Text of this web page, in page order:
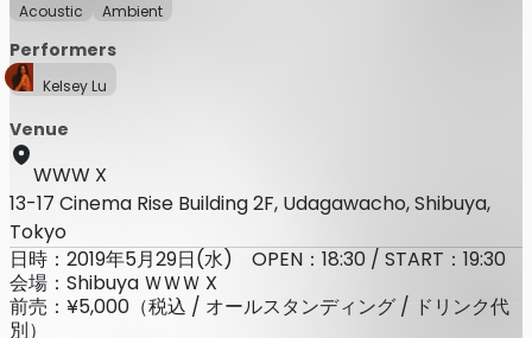
Acoustic Ambient
Performers
Kelsey Lu
Venue
WWW X
13-17 Cinema Rise Building 2F, Udagawacho, Shibuya,
Tokyo
日時：2019年5月29日(水) OPEN：18:30 / START：19:30
会場：Shibuya ＷＷＷ X
前売：¥5,000（税込 / オールスタンディング / ドリンク代
別）